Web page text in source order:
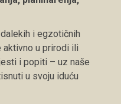
i egzotičnih
u prirodi ili
i popiti – uz naše
u svoju iduću